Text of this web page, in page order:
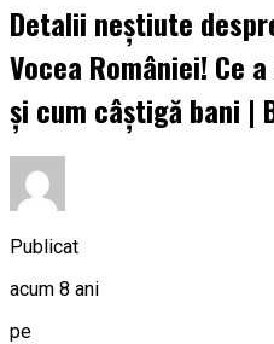
Detalii neștiute
Vocea României! Ce
și cum câștigă bani |
Publicat
acum 8 ani
pe